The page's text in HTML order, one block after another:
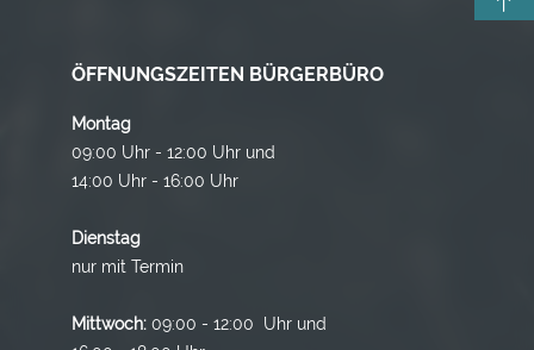
ÖFFNUNGSZEITEN BÜRGERBÜRO
Montag
09:00 Uhr - 12:00 Uhr und
14:00 Uhr - 16:00 Uhr
Dienstag
nur mit Termin
Mittwoch: 09:00 - 12:00 Uhr und